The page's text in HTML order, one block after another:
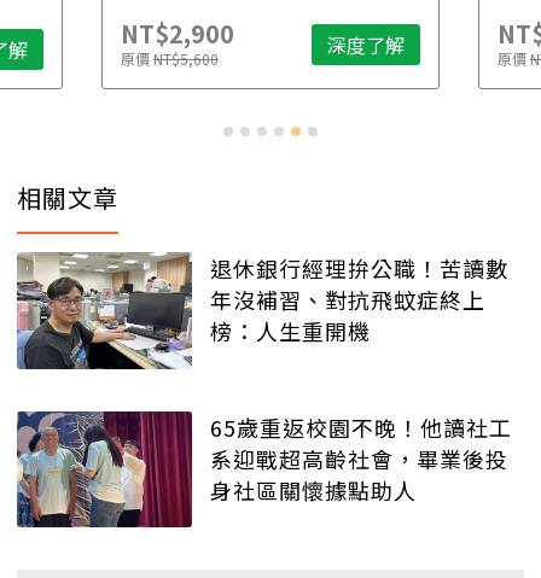
解 NT$2,900
原價NT$5,600 深度了解 原價
相關文章
退休銀行經理拚公職！苦讀數
年沒補習、對抗飛蚊症終上
榜：人生重開機
65歲重返校園不晚！他讀社工
系迎戰超高齡社會，畢業後投
身社區關懷據點助人